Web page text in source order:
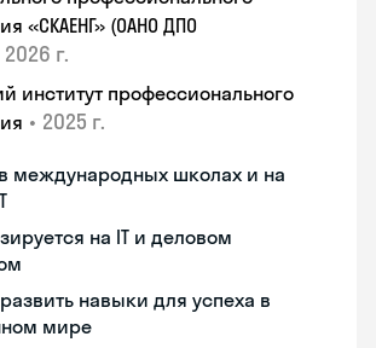
«СКАЕНГ» (ОАНО ДПО
2026 г.
институт профессионального
• 2025 г.
международных школах и на
на IT и деловом
навыки для успеха в
мире